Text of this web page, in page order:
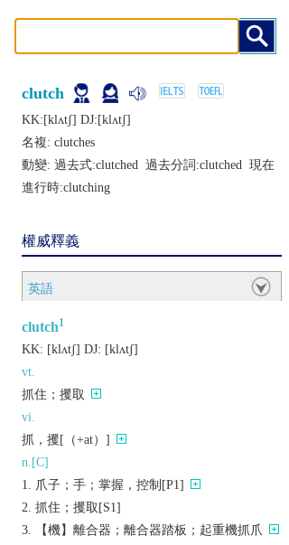
clutch
KK:[klʌtʃ] DJ:[klʌtʃ]
名複: clutches
動變: 過去式:clutched 過去分詞:clutched 現在
進行時:clutching
權威釋義
英語
clutch1
KK: [klʌtʃ] DJ: [klʌtʃ]
vt.
抓住；攫取
vi.
抓，攫[（+at）]
n.[C]
爪子；手；掌握，控制[P1]
抓住；攫取[S1]
【機】離合器；離合器踏板；起重機抓爪